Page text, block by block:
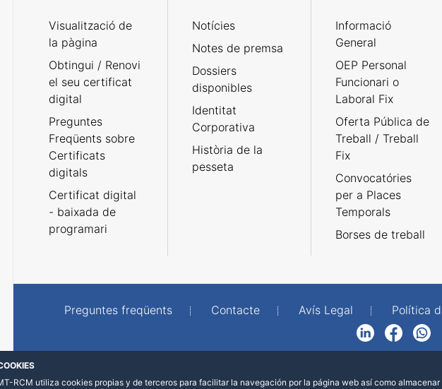
Visualització de
la pàgina
Obtingui / Renovi
el seu certificat
digital
Preguntes
Freqüents sobre
Certificats
digitals
Certificat digital
- baixada de
programari
Notícies
Notes de premsa
Dossiers
disponibles
Identitat
Corporativa
Història de la
pesseta
Informació
General
OEP Personal
Funcionari o
Laboral Fix
Oferta Pública de
Treball / Treball
Fix
Convocatóries
per a Places
Temporals
Borses de treball
Preguntes freqüents Contacte Avís Legal Política
FacebookWhatsApp
RCM utiliza cookies propias y de terceros para facilitar la navegación por la página web así como